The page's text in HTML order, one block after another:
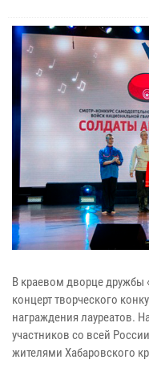
В краевом дворце дружбы
концерт творческого
награждения лауреатов.
участников со всей
жителями Хабаровского